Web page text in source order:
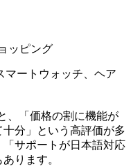
ッピング
マートウォッチ、ヘア
、「価格の割に機能が
分」という高評価が多
サポートが日本語対応
ります。